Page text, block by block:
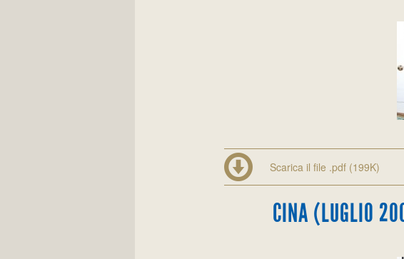
Scarica il file .pdf (199K)
CINA (LUGLIO